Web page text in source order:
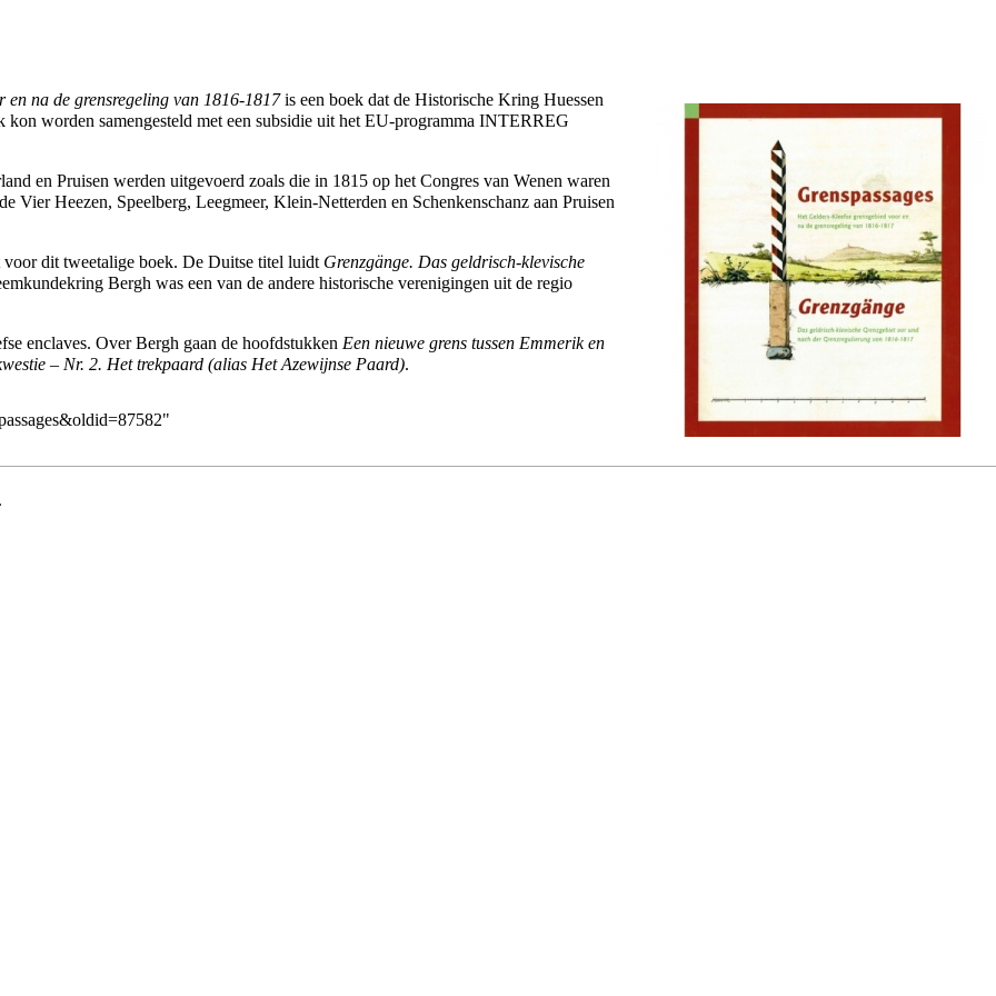
en na de grensregeling van 1816-1817is een boek dat de Historische Kring Huessen
kon worden samengesteld met een subsidie uit het EU-programma INTERREG
en Pruisen werden uitgevoerd zoals die in 1815 op het Congres van Wenen waren
de Vier Heezen, Speelberg, Leegmeer, Klein-Netterden en Schenkenschanz aan Pruisen
voor dit tweetalige boek. De Duitse titel luidt Grenzgänge. Das geldrisch-klevische
Bergh was een van de andere historische verenigingen uit de regio
enclaves. OverBergh gaan de hoofdstukken Een nieuwe grens tussen Emmeriken
– Nr. 2. Het trekpaard (alias Het Azewijnse Paard).
"